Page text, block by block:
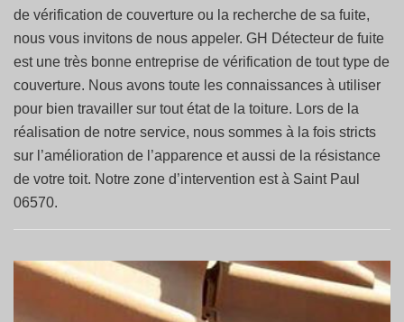
de vérification de couverture ou la recherche de sa fuite,
nous vous invitons de nous appeler. GH Détecteur de fuite
est une très bonne entreprise de vérification de tout type de
couverture. Nous avons toute les connaissances à utiliser
pour bien travailler sur tout état de la toiture. Lors de la
réalisation de notre service, nous sommes à la fois stricts
sur l’amélioration de l’apparence et aussi de la résistance
de votre toit. Notre zone d’intervention est à Saint Paul
06570.